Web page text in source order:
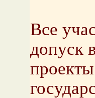
Все
допуск